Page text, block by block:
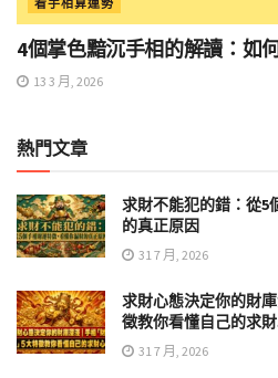
看手相算運勢
4個掌色黯沉手相的解讀：如
13 3 月, 2026
熱門文章
求財不能犯的錯：從5
的真正原因
31 7 月, 2026
求財心態決定你的財
徵教你看懂自己的求
31 7 月, 2026